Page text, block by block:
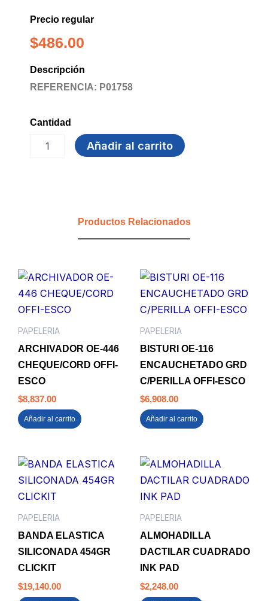
Precio regular
$486.00
Descripción
REFERENCIA: P01758
Cantidad
CAIMAN
Añadir al carrito
Productos Relacionados
PAPELERIA
ARCHIVADOR OE-446
CHEQUE/CORD OFFI-
ESCO
$8,837.00
Añadir al carrito
PAPELERIA
BISTURI OE-116
ENCAUCHETADO GRD
C/PERILLA OFFI-ESCO
$6,908.00
Añadir al carrito
PAPELERIA
BANDA ELASTICA
SILICONADA 454GR
CLICKIT
$19,140.00
PAPELERIA
ALMOHADILLA
DACTILAR CUADRADO
INK PAD
$2,248.00